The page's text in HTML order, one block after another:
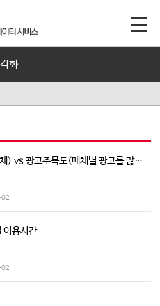
화
매체접촉률(어제 이용한 매체) vs 광고주목도(매체별 광고를 많이 보는/듣는 정도)
이용시간